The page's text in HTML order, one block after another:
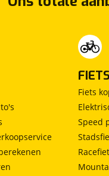
Fiets
Speed